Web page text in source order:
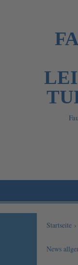
Startseite ›
News